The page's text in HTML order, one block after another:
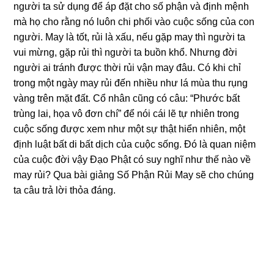
người ta sử dụng để áp đặt cho số phận và định mệnh
mà họ cho rằng nó luôn chi phối vào cuộc sống của con
người. May là tốt, rủi là xấu, nếu gặp may thì người ta
vui mừng, gặp rủi thì người ta buồn khổ. Nhưng đời
người ai tránh được thời rủi vận may đâu. Có khi chỉ
trong một ngày may rủi đến nhiều như lá mùa thu rụng
vàng trên mặt đất. Cổ nhân cũng có câu: “Phước bất
trùng lai, họa vô đơn chí” để nói cái lẽ tự nhiên trong
cuộc sống được xem như một sự thật hiển nhiên, một
định luật bất di bất dịch của cuộc sống. Đó là quan niệm
của cuộc đời vậy Đạo Phật có suy nghĩ như thế nào về
may rủi? Qua bài giảng Số Phận Rủi May sẽ cho chúng
ta câu trả lời thỏa đáng.